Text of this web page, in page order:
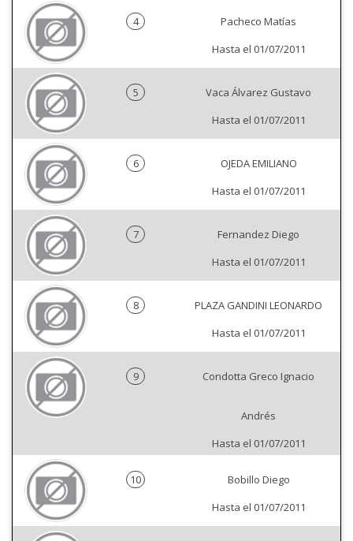
4
Pacheco Matías
Hasta el 01/07/2011
5
Vaca Álvarez Gustavo
Hasta el 01/07/2011
6
OJEDA EMILIANO
Hasta el 01/07/2011
7
Fernandez Diego
Hasta el 01/07/2011
8
PLAZA GANDINI LEONARDO
Hasta el 01/07/2011
9 Condotta Greco Ignacio
Andrés
Hasta el 01/07/2011
10
Bobillo Diego
Hasta el 01/07/2011